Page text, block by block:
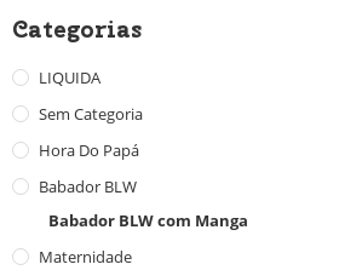
Categorias
LIQUIDA
Sem Categoria
Hora Do Papá
Babador BLW
Babador BLW com Manga
Maternidade